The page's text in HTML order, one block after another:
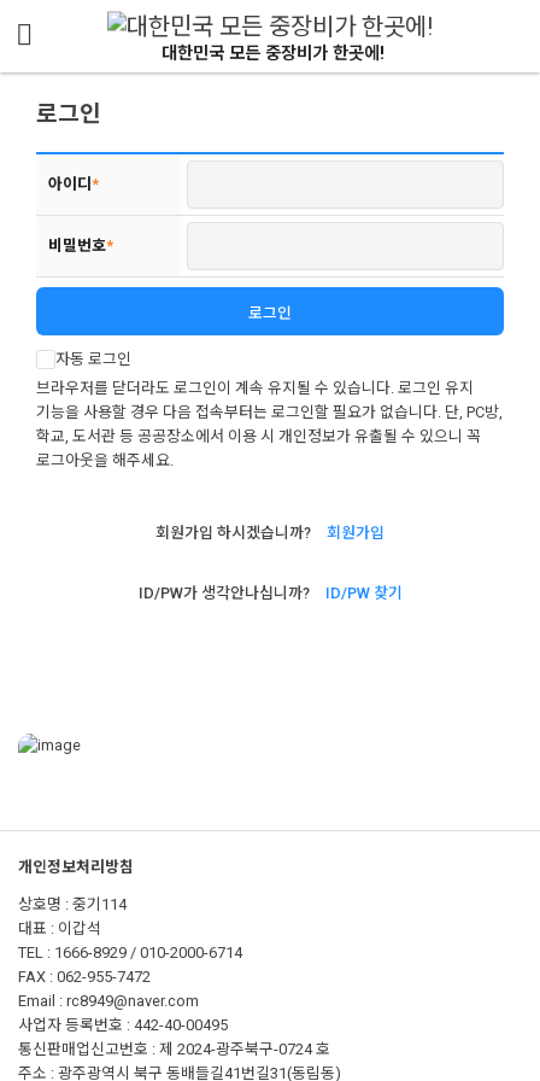
메뉴 건너뛰기
대한민국 모든 중장비가 한곳에!
로그인
아이디 *
비밀번호*
자동 로그인
브라우저를 닫더라도 로그인이 계속 유지될 수 있습니다. 로그인 유지
기능을 사용할 경우 다음 접속부터는 로그인할 필요가 없습니다. 단, PC방,
학교, 도서관 등 공공장소에서 이용 시 개인정보가 유출될 수 있으니 꼭
로그아웃을 해주세요.
회원가입 하시겠습니까? 회원가입
ID/PW가 생각안나십니까? ID/PW 찾기
개인정보처리방침
상호명 : 중기114
대표 : 이갑석
TEL : 1666-8929 / 010-2000-6714
FAX : 062-955-7472
Email : rc8949@naver.com
사업자 등록번호 : 442-40-00495
통신판매업신고번호 : 제 2024-광주북구-0724 호
주소 : 광주광역시 북구 동배들길41번길31(동림동)